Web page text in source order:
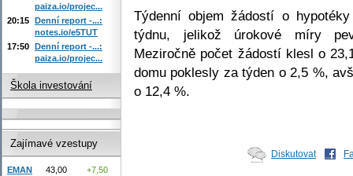
Týdenní objem žádostí o
týdnu, jelikož úrokové míry
Meziročně počet žádostí klesl o
domu poklesly za týden o 2,5 %,
o 12,4 %.
Diskutovat
paiza.io/projec...
20:15 Denní report -...:
notes.io/e5TUT
17:50 Denní report -...:
paiza.io/projec...
Škola investování
Zajímavé vzestupy
EMAN 43,00
+7,50